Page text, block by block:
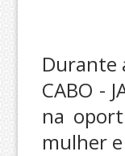
Durante
CABO -
na
mulher